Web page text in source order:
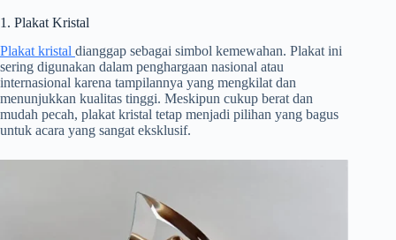
1. Plakat Kristal
Plakat kristal dianggap sebagai simbol kemewahan. Plakat ini
sering digunakan dalam penghargaan nasional atau
internasional karena tampilannya yang mengkilat dan
menunjukkan kualitas tinggi. Meskipun cukup berat dan
mudah pecah, plakat kristal tetap menjadi pilihan yang bagus
untuk acara yang sangat eksklusif.